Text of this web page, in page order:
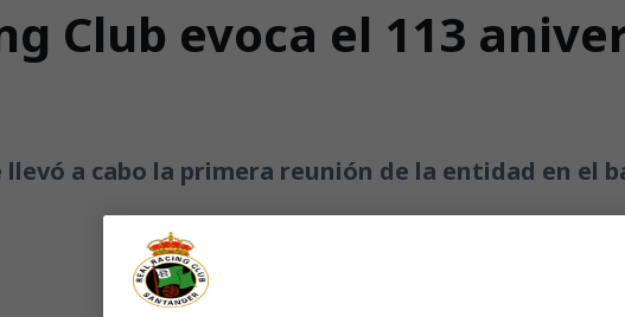
Club evoca el 113
llevó a cabo la primera reunión de la entidad en el